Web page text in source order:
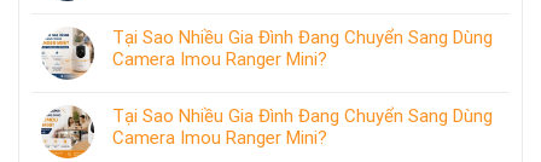
Tại Sao Nhiều Gia Đình Đang Chuyển Sang Dùng
Camera Imou Ranger Mini?
Tại Sao Nhiều Gia Đình Đang Chuyển Sang Dùng
Camera Imou Ranger Mini?